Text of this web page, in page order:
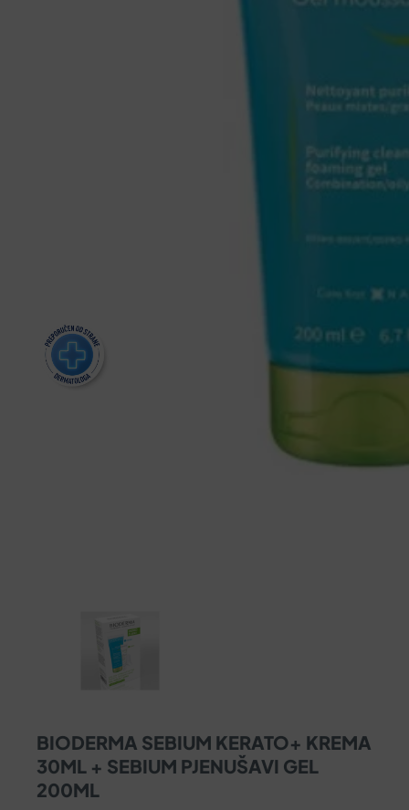
BIODERMA SEBIUM KERATO+ KREMA
30ML + SEBIUM PJENUŠAVI GEL
200ML